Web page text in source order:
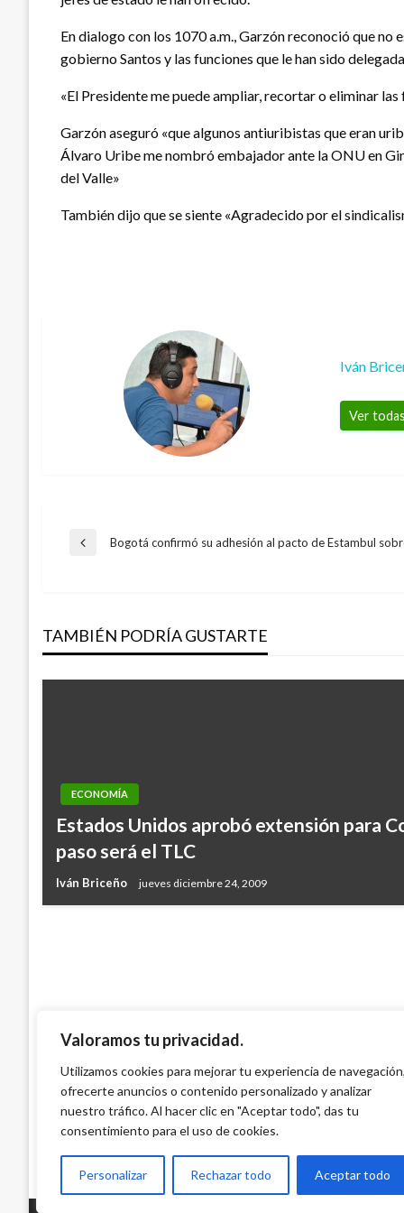
Valoramos tu privacidad.
Utilizamos cookies para mejorar tu experiencia de navegación,
ofrecerte anuncios o contenido personalizado y analizar
nuestro tráfico. Al hacer clic en "Aceptar todo", das tu
consentimiento para el uso de cookies.
Personalizar Rechazar todo Aceptar todo
En dialogo con los 1070 a.m., Garzón reconoció que
gobierno Santos y las funciones que le han sido
«El Presidente me puede ampliar, recortar o eliminar
Garzón aseguró «que algunos antiuribistas que eran
Álvaro Uribe me nombró embajador ante la ONU en
del Valle»
También dijo que se siente «Agradecido por el
Iván
Ver
Navegación
entradas
Entrada
Bogotá confirmó su adhesión al pacto de Estambul
TAMBIÉN PODRÍA GUSTARTE
ECONOMÍA
Estados Unidos aprobó extensión para
paso será el TLC
Iván Briceño jueves diciembre 24, 2009
Resultados de las loterías y chances de
octubre en Colombia